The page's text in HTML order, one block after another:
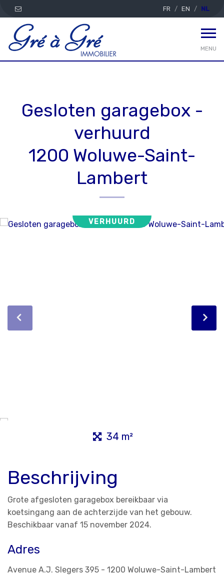
FR EN NL
MENU
Gesloten garagebox -
verhuurd
1200 Woluwe-Saint-
Lambert
VERHUURD
34 m²
Beschrijving
Grote afgesloten garagebox bereikbaar via
koetsingang aan de achterzijde van het gebouw.
Beschikbaar vanaf 15 november 2024.
Adres
Avenue A.J. Slegers 395 - 1200 Woluwe-Saint-Lambert